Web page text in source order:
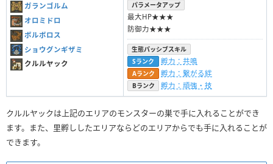
ガランゴルム
オロミドロ
ボルボロス
ショウグンギザミ
クルルヤック
パラメータアップ
最大HP★★★
防御力★★★
生態パッシブスキル
Sランク
孵力：共鳴
Aランク 孵力：繋がる絆
Bランク 孵力：頑強・技
クルルヤックは上記のエリアのモンスターの巣で手に入れることができ
ます。また、里孵ししたエリアならどのエリアからでも手に入れることが
できます。